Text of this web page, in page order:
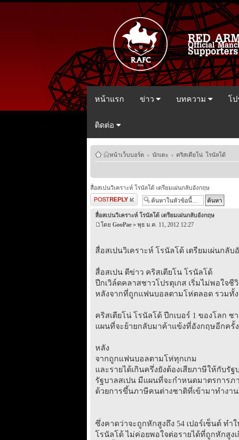
หน้าแรก ข่าว บทความ โ
ติดต่อ
หน้าเว็บบอร์ด ‹ นักเตะ ‹ คริสเตียโน่ โรนัลโด้
สื่อสเปนวิเคราะห์ โรนัลโด้ เตรียมเผ่นกลับอังกฤษ
ตอบกระทู้
สื่อสเปนวิเคราะห์ โรนัลโด้ เตรียมเผ่นกลับอังกฤษ
โดย GooPae» พุธ ม.ค. 11, 2012 12:27
สื่อสเปนวิเคราะห์ โรนัลโด้ เตรียมเผ่นกลับ
สื่อสเปน ตีข่าว คริสเตียโน โรนัลโด้
ปีกเวิล์ดคลาสชาวโปรตุเกส เริ่มไม่พอใจชี
หลังจากที่ถูกแฟนบอลตามโห่ตลอด รวมทั้ง
คริสเตียโน่ โรนัลโด้ ปีกเบอร์ 1 ของโลก
แผนที่จะย้ายกลับมาค้าแข้งที่อังกฤษอีกครั้
หลัง
จากถูกแฟนบอลตามโห่ทุกเกม
และรายได้เกินครึ่งยังต้องเสียภาษีให้กับรั
รัฐบาลสเปน มีแผนที่จะกำหนดมาตรการภ
ด้วยการขึ้นภาษีคนต่างชาติที่เข้ามาทำงาน
ซึ่งคาดว่าจะถูกหักสูงถึง 54 เปอร์เซ็นต์ ทำ
โรนัลโด้ ไม่ค่อยพอใจต่อรายได้ที่ถูกหักสูง